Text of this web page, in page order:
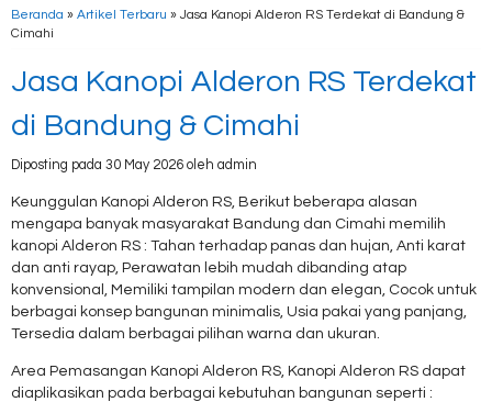
Beranda » Artikel Terbaru » Jasa Kanopi Alderon RS Terdekat di Bandung &
Cimahi
Jasa Kanopi Alderon RS Terdekat
di Bandung & Cimahi
Diposting pada 30 May 2026 oleh admin
Keunggulan Kanopi Alderon RS, Berikut beberapa alasan
mengapa banyak masyarakat Bandung dan Cimahi memilih
kanopi Alderon RS : Tahan terhadap panas dan hujan, Anti karat
dan anti rayap, Perawatan lebih mudah dibanding atap
konvensional, Memiliki tampilan modern dan elegan, Cocok untuk
berbagai konsep bangunan minimalis, Usia pakai yang panjang,
Tersedia dalam berbagai pilihan warna dan ukuran.
Area Pemasangan Kanopi Alderon RS, Kanopi Alderon RS dapat
diaplikasikan pada berbagai kebutuhan bangunan seperti :